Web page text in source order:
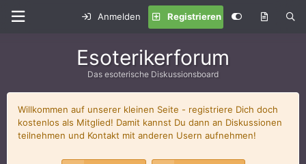
Anmelden Registrieren
Esoterikerforum
Das esoterische Diskussionsboard
Willkommen auf unserer kleinen Seite - registriere Dich doch
kostenlos als Mitglied! Damit kannst Du dann an Diskussionen
teilnehmen und Kontakt mit anderen Usern aufnehmen!